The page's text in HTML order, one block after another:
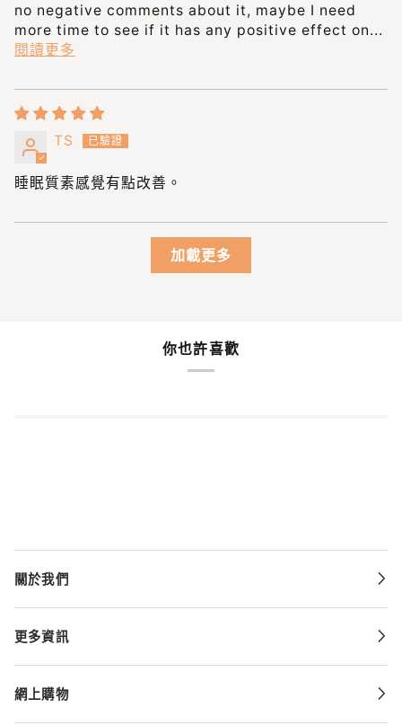
no negative comments about it, maybe I need
more time to see if it has any positive effect on...
閱讀更多
TS
睡眠質素感覺有點改善。
加載更多
你也許喜歡
關於我們
更多資訊
網上購物